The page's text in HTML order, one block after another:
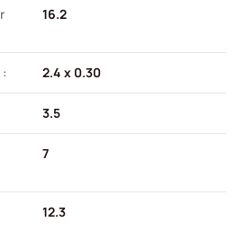
16.2
2.4 x 0.30
3.5
7
12.3